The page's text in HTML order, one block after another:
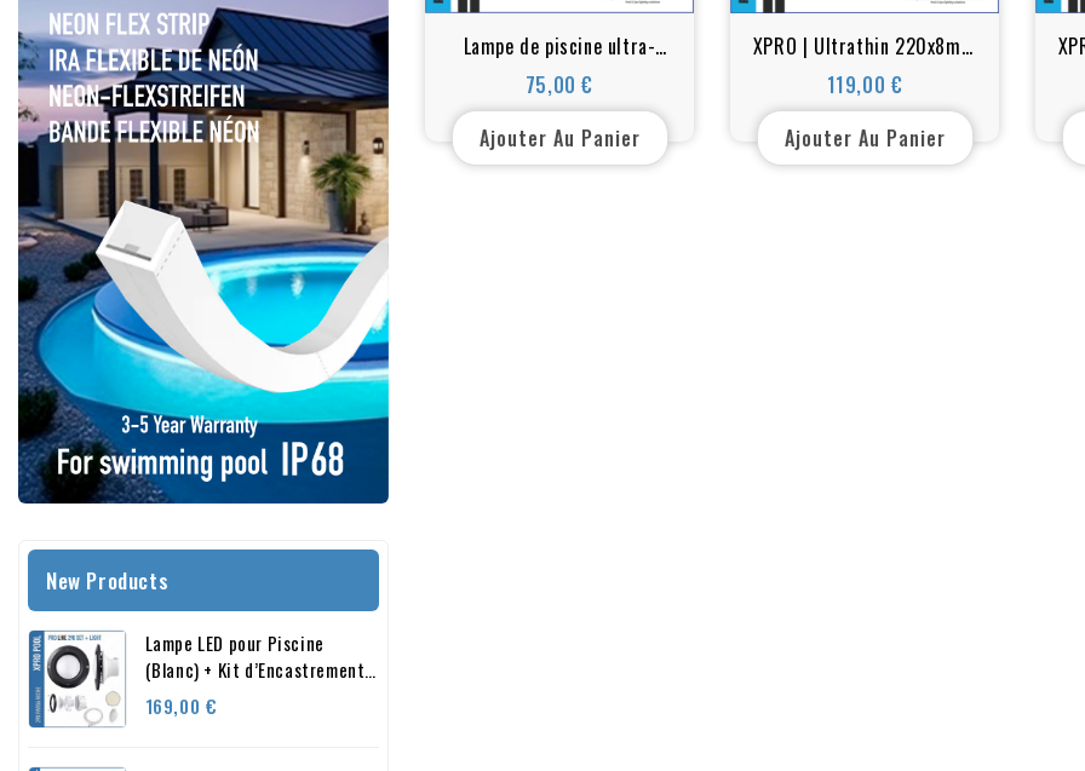
New Products
Lampe LED pour Piscine
(Blanc) + Kit d’Encastrement
– Noir – PAR56 – Kit Complet
169,00 €
Lampe de piscine ultra-
mince 10w | 160x10 MM |
Blanc chaud / RGB+W
75,00 €
Prix
Ajouter Au Panier
XPRO | Ultrathin 220x8mm
LED Pool Light 25w - 35w |
WHITE - RGB+W
119,00 €
Prix
Ajouter Au Panier